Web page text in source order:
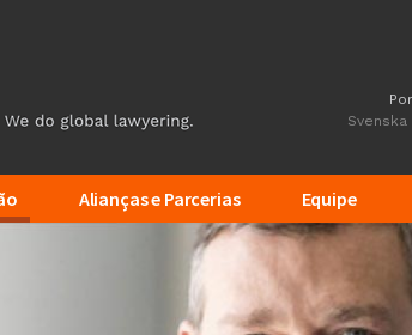
Svenska
Alianças e Parcerias Equipe